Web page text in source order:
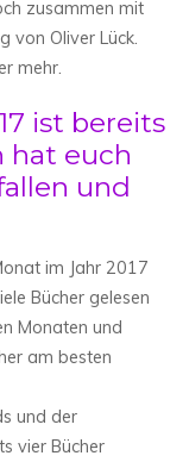
zusammen mit
von Oliver Lück.
mehr.
ist bereits
hat euch
und
im Jahr 2017
Bücher gelesen
Monaten und
am besten
und der
vier Bücher